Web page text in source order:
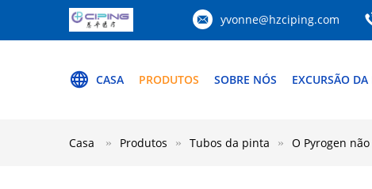
yvonne@hzciping.com
CASA PRODUTOS SOBRE NÓS EXCURSÃO DA
Casa Produtos Tubos da pinta O Pyrogen